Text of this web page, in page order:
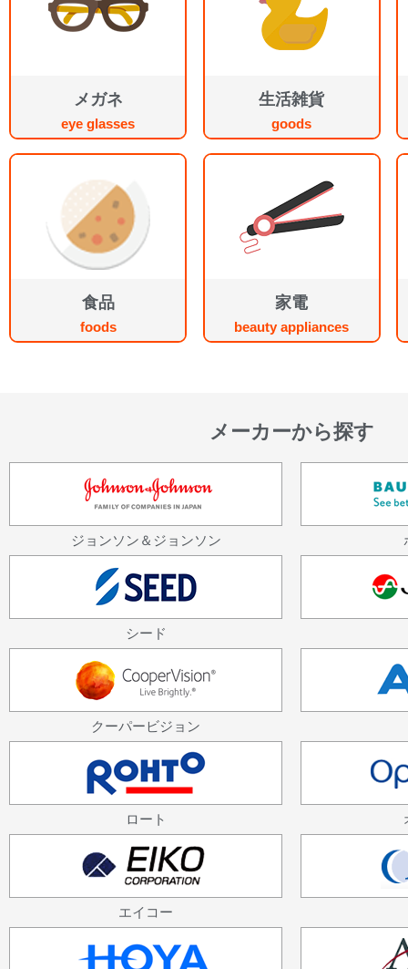
メガネ
eye glasses
生活雑貨
goods
食品
foods
家電
beauty appliances
メーカーから探す
ジョンソン＆ジョンソン
シード
クーパービジョン
ロート
エイコー